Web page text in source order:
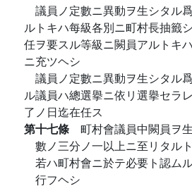
議員ノ定數ニ異動ヲ生シタル
ルトキハ每級各別ニ町村長抽籤
任ヲ要スル等級ニ闕員アルトキ
ニ充ツヘシ
議員ノ定數ニ異動ヲ生シタル
ル議員ハ總選擧ニ依リ選擧セラ
了ノ日迄在任ス
第十七條 町村會議員中闕員ヲ
數ノ三分ノ一以上ニ至リタル
若ハ町村會ニ於テ必要ト認ム
行フヘシ